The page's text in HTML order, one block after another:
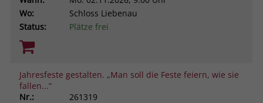
Wo:
Schloss Liebenau
Status:
Plätze frei
Jahresfeste gestalten. „Man soll die Feste feiern, wie sie
fallen...“
Nr.:
261319